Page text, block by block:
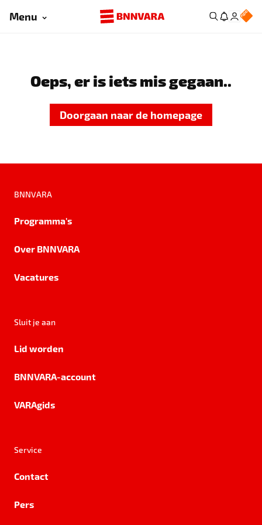
Menu
Oeps, er is iets mis gegaan..
Doorgaan naar de homepage
BNNVARA
Programma's
Over BNNVARA
Vacatures
Sluit je aan
Lid worden
BNNVARA-account
VARAgids
Service
Contact
Pers